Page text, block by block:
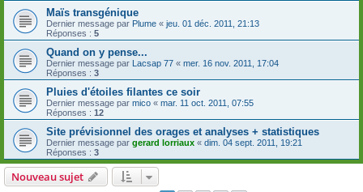
Maïs transgénique
Dernier message par Plume « jeu. 01 déc. 2011, 21:13
Réponses : 5
Quand on y pense...
Dernier message par Lacsap 77 « mer. 16 nov. 2011, 17:04
Réponses : 3
Pluies d'étoiles filantes ce soir
Dernier message par mico « mar. 11 oct. 2011, 07:55
Réponses : 12
Site prévisionnel des orages et analyses + statistiques
Dernier message par gerard lorriaux « dim. 04 sept. 2011, 19:21
Réponses : 3
Nouveau sujet